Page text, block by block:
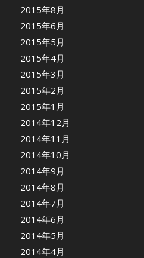
2015年8月
2015年6月
2015年5月
2015年4月
2015年3月
2015年2月
2015年1月
2014年12月
2014年11月
2014年10月
2014年9月
2014年8月
2014年7月
2014年6月
2014年5月
2014年4月